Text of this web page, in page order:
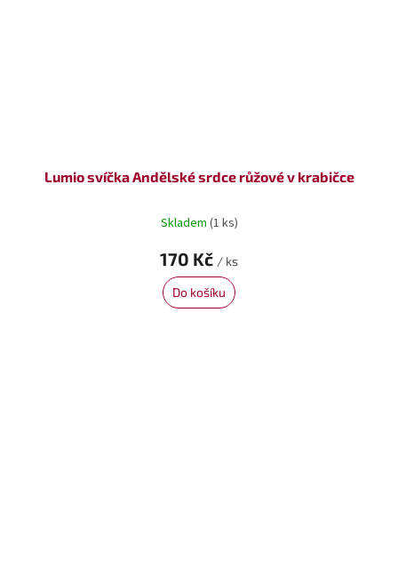
Lumio svíčka Andělské srdce růžové v krabičce
Skladem (1 ks)
170 Kč / ks
Do košíku